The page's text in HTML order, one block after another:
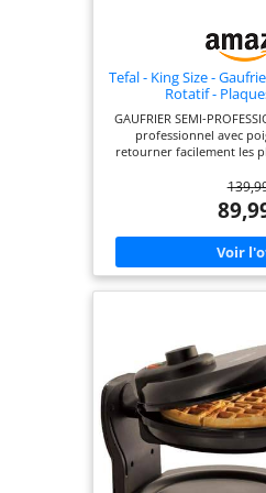
Tefal - King Size -
Rotatif -
GAUFRIER SEMI-
professionnel avec
retourner facilement les
réglable pour un
température et des
RÉSULTATS PARFAITS :
pratique vous permet
plaques sont
commencer la cuisson
Plaques résistantes au
réparateurs dans le
protection de
des déchets FACILE À
rabattable et un